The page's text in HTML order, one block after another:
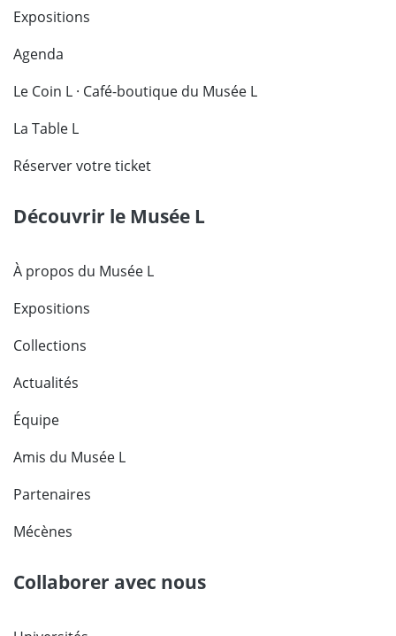
Expositions
Agenda
Le Coin L · Café-boutique du Musée L
La Table L
Réserver votre ticket
Découvrir le Musée L
À propos du Musée L
Expositions
Collections
Actualités
Équipe
Amis du Musée L
Partenaires
Mécènes
Collaborer avec nous